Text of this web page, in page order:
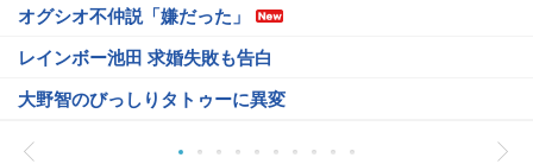
オグシオ不仲説「嫌だった」
レインボー池田 求婚失敗も告白
大野智のびっしりタトゥーに異変